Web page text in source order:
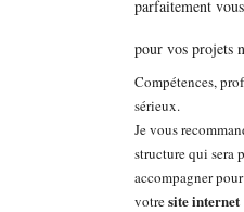
Compétences,
sérieux.
Je vous
structure qui sera
accompagner
votresite internet